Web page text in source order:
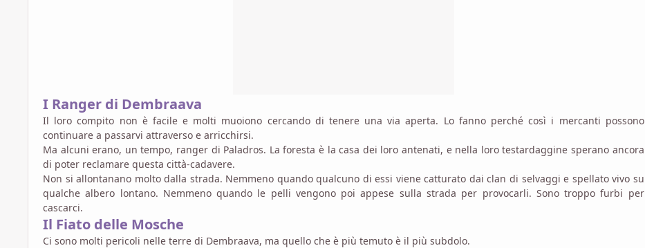
I Ranger di Dembraava
Il loro compito non è facile e molti muoiono cercando di tenere una via aperta. Lo fanno perché così i mercanti possono
continuare a passarvi attraverso e arricchirsi.
Ma alcuni erano, un tempo, ranger di Paladros. La foresta è la casa dei loro antenati, e nella loro testardaggine sperano ancora
di poter reclamare questa città-cadavere.
Non si allontanano molto dalla strada. Nemmeno quando qualcuno di essi viene catturato dai clan di selvaggi e spellato vivo su
qualche albero lontano. Nemmeno quando le pelli vengono poi appese sulla strada per provocarli. Sono troppo furbi per
cascarci.
Il Fiato delle Mosche
Ci sono molti pericoli nelle terre di Dembraava, ma quello che è più temuto è il più subdolo.